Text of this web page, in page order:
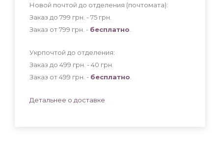
Новой почтой до отделения (почтомата):
Заказ до 799 грн. - 75 грн
Заказ от 799 грн. - бесплатно
Укрпочтой до отделения:
Заказ до 499 грн. - 40 грн
Заказ от 499 грн. - бесплатно
Детальнее о доставке